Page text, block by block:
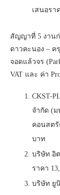
เสนอรา
สัญญาที่ 5 งานก่
ดาวคะนอง – ค
จอดแล้วจร
VAT และ ค่า
CKST-
จำกัด (
คอนสตรั
บาท
บริษัท อิ
ราคา
บริษัท ยู